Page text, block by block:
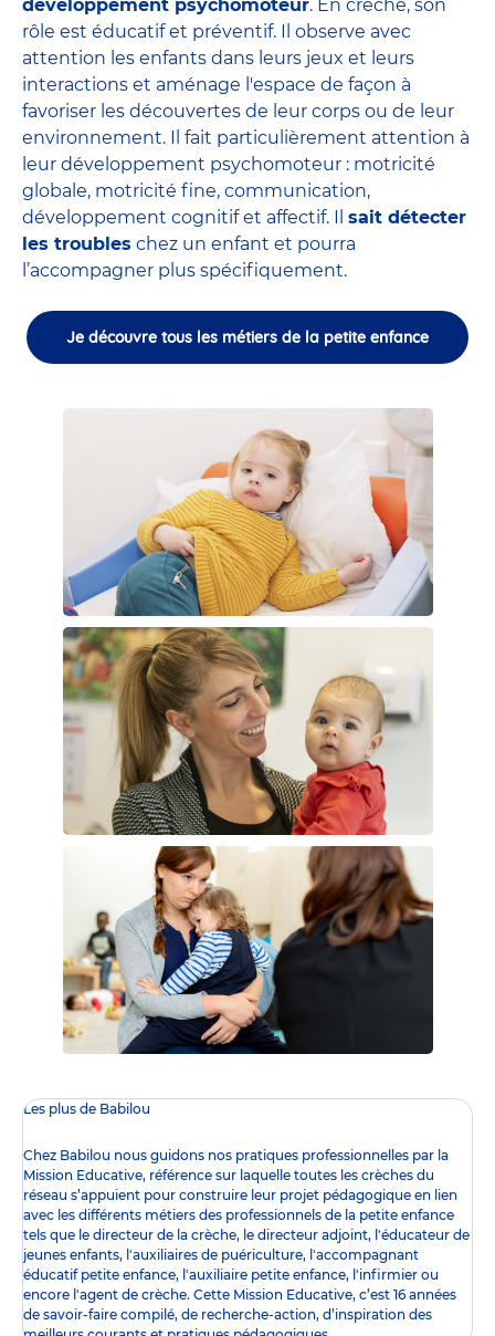
développement psychomoteur. En crèche, son
rôle est éducatif et préventif. Il observe avec
attention les enfants dans leurs jeux et leurs
interactions et aménage l'espace de façon à
favoriser les découvertes de leur corps ou de leur
environnement. Il fait particulièrement attention à
leur développement psychomoteur : motricité
globale, motricité fine, communication,
développement cognitif et affectif. Il sait détecter
les troubles chez un enfant et pourra
l’accompagner plus spécifiquement.
Je découvre tous les métiers de la petite enfance
Les plus de Babilou
Chez Babilou nous guidons nos pratiques professionnelles par la
Mission Educative, référence sur laquelle toutes les crèches du
réseau s’appuient pour construire leur projet pédagogique en lien
avec les différents métiers des professionnels de la petite enfance
tels que le directeur de la crèche, le directeur adjoint, l'éducateur de
jeunes enfants, l'auxiliaires de puériculture, l'accompagnant
éducatif petite enfance, l'auxiliaire petite enfance, l'infirmier ou
encore l 'agent de crèche. Cette Mission Educative, c’est 16 années
de savoir-faire compilé, de recherche-action, d’inspiration des